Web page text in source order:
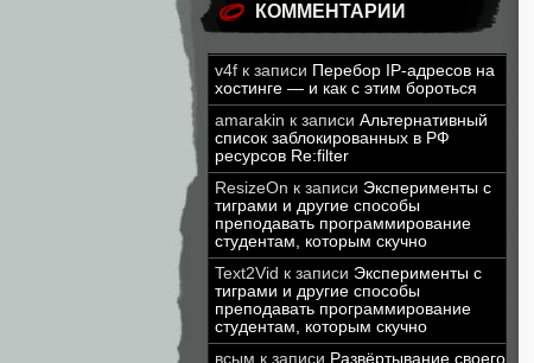
КОММЕНТАРИИ
v4f к записи Перебор IP-адресов на
хостинге — и как с этим бороться
amarakin к записи Альтернативный
список заблокированных в РФ
ресурсов Re:filter
ResizeOn к записи Эксперименты с
тиграми и другие способы
преподавать программирование
студентам, которым скучно
Text2Vid к записи Эксперименты с
тиграми и другие способы
преподавать программирование
студентам, которым скучно
всым к записи Развёртывание своего